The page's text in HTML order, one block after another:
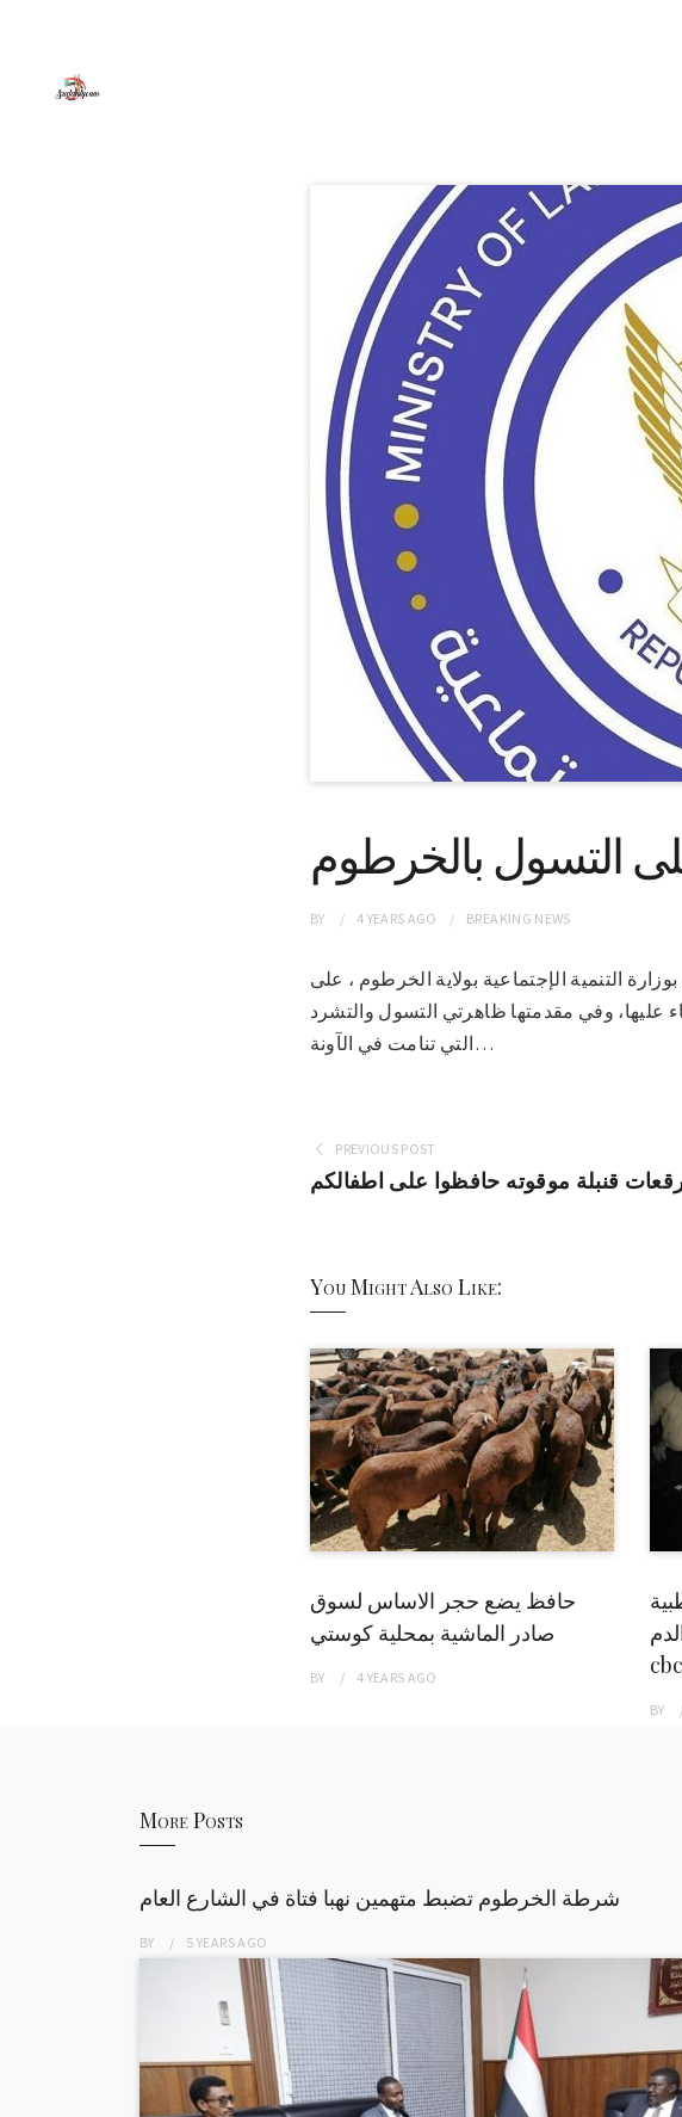
التسول بالخرطوم
BY 4 YEARS AGO BREAKING NEWS
بوزارة التنمية الإجتماعية بولاية الخرطوم ، على
عليها، وفي مقدمتها ظاهرتي التسول والتشرد
التي تنامت في الآونة…
PREVIOUS POST
قنبلة موقوته حافظوا على اطفالكم
You Might Also Like:
حافظ يضع حجر الاساس لسوق
صادر الماشية بمحلية كوستي
BY 4 YEARS AGO
cbc
BY
More Posts
شرطة الخرطوم تضبط متهمين نهبا فتاة في الشارع العام
BY 5 YEARSAGO